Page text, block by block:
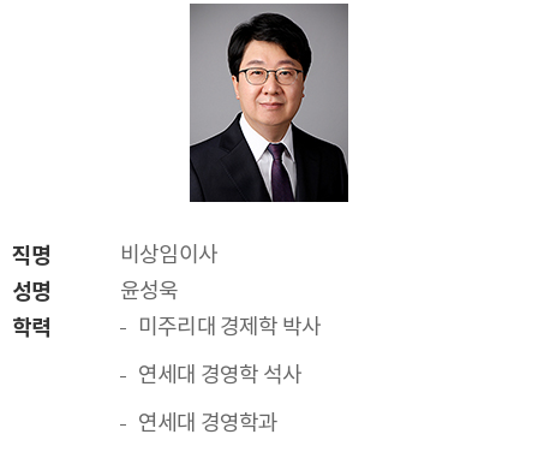
직명 비상임이사
성명 윤성욱
학력
미주리대 경제학 박사
연세대 경영학 석사
연세대 경영학과